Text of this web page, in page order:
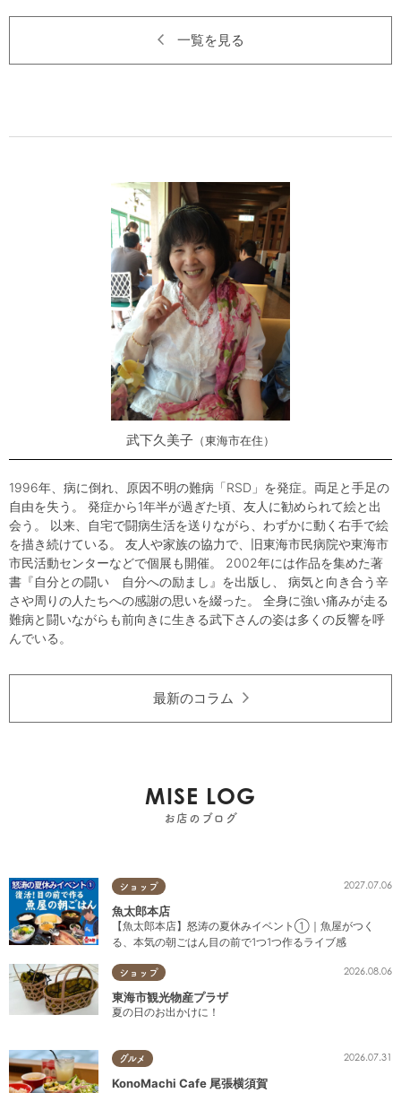
一覧を見る
武下久美子 東海市在住
1996年、病に倒れ、原因不明の難病「RSD」を発症。両足と手足の
自由を失う。 発症から1年半が過ぎた頃、友人に勧められて絵と出
会う。 以来、自宅で闘病生活を送りながら、わずかに動く右手で絵
を描き続けている。 友人や家族の協力で、旧東海市民病院や東海市
市民活動センターなどで個展も開催。 2002年には作品を集めた著
書『自分との闘い 自分への励まし』を出版し、 病気と向き合う辛
さや周りの人たちへの感謝の思いを綴った。 全身に強い痛みが走る
難病と闘いながらも前向きに生きる武下さんの姿は多くの反響を呼
んでいる。
最新のコラム
MISE LOG
お店のブログ
ショップ 2027.07.06
魚太郎本店
【魚太郎本店】怒涛の夏休みイベント①｜魚屋がつく
る、本気の朝ごはん目の前で1つ1つ作るライブ感
ショップ 2026.08.06
東海市観光物産プラザ
夏の日のお出かけに！
グルメ 2026.07.31
KonoMachi Cafe 尾張横須賀